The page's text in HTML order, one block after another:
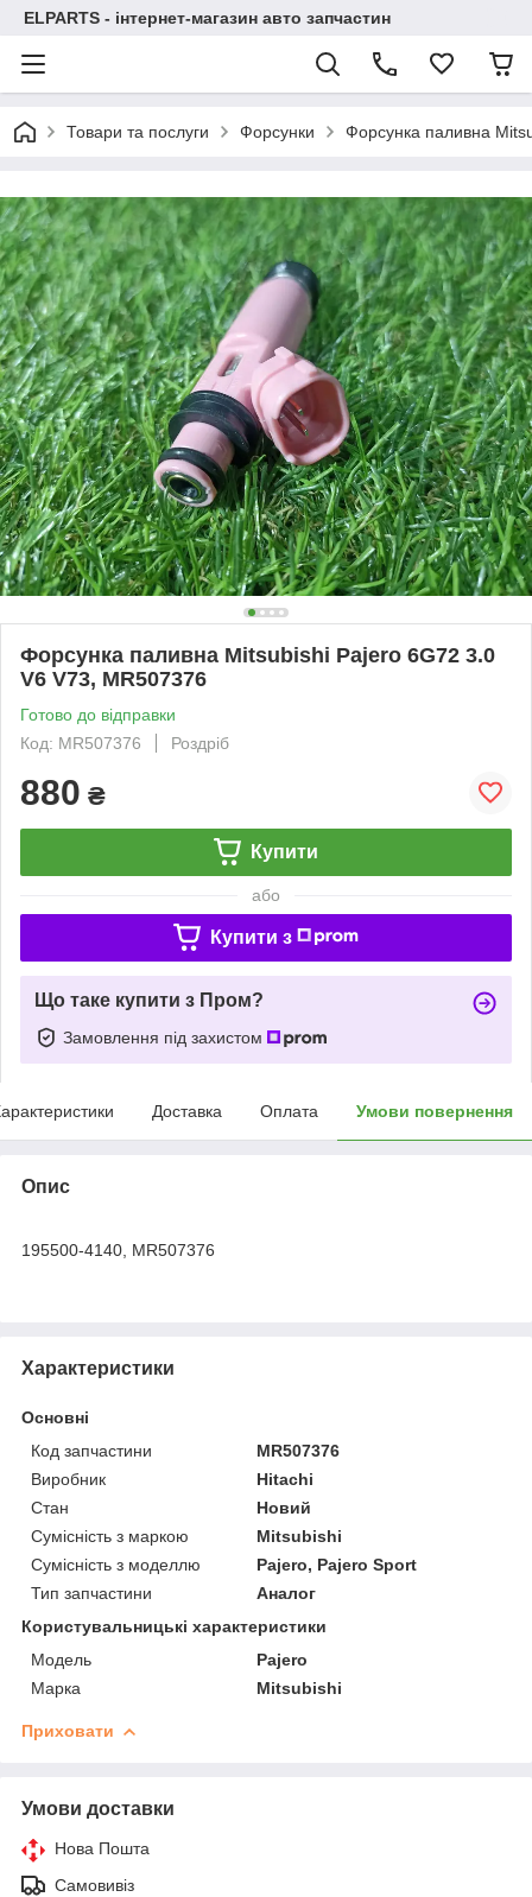
ELPARTS - інтернет-магазин авто запчастин
Товари та послуги Форсунки Форсунка паливна
Форсунка паливна Mitsubishi Pajero 6G72 3.0
V6 V73, MR507376
Готово до відправки
Код: MR507376
Роздріб
880 ₴
Купити
або
Купити з
Що таке купити з Пром?
Замовлення під захистом
Доставка Оплата Умови повернення
Опис
195500-4140, MR507376
Характеристики
Основні
Код запчастини
MR507376
Виробник
Hitachi
Стан
Новий
Сумісність з маркою
Mitsubishi
Сумісність з моделлю
Pajero, Pajero Sport
Тип запчастини
Аналог
Користувальницькі характеристики
Мoдель
Pajero
Марка
Mitsubishi
Приховати
Умови доставки
Нова Пошта
Самовивіз